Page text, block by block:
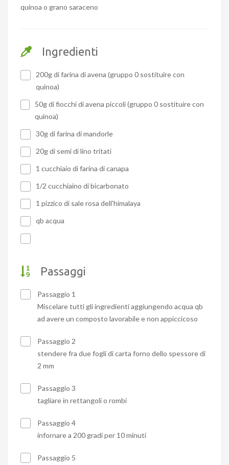
quinoa o grano saraceno
Ingredienti
200g di farina di avena (gruppo 0 sostituire con
quinoa)
50g di fiocchi di avena piccoli (gruppo 0 sostituire con
quinoa)
30g di farina di mandorle
20g di semi di lino tritati
1 cucchiaio di farina di canapa
1/2 cucchiaino di bicarbonato
1 pizzico di sale rosa dell'himalaya
qb acqua
Passaggi
Passaggio 1
Miscelare tutti gli ingredienti aggiungendo acqua qb
ad avere un composto lavorabile e non appiccicoso
Passaggio 2
stendere fra due fogli di carta forno dello spessore di
2 mm
Passaggio 3
tagliare in rettangoli o rombi
Passaggio 4
infornare a 200 gradi per 10 minuti
Passaggio 5